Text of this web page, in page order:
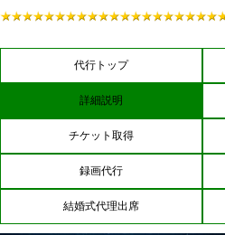
代行トップ
詳細説明
チケット取得
録画代行
結婚式代理出席